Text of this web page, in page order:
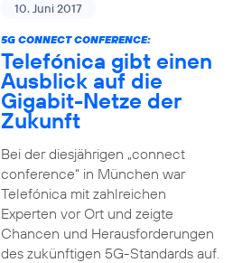
10. Juni 2017
5G CONNECT CONFERENCE:
Telefónica gibt einen
Ausblick auf die
Gigabit-Netze der
Zukunft
Bei der diesjährigen „connect
conference“ in München war
Telefónica mit zahlreichen
Experten vor Ort und zeigte
Chancen und Herausforderungen
des zukünftigen 5G-Standards auf.